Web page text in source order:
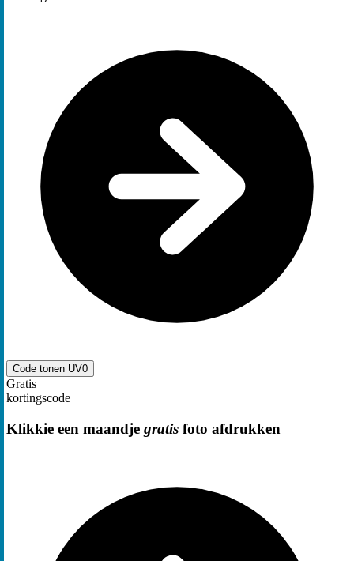
Code tonen UV0
Gratis
kortingscode
Klikkie een maandje gratis foto afdrukken